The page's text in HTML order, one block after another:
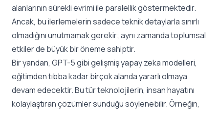
alanlarının sürekli evrimi ile paralellik göstermektedir.
Ancak, bu ilerlemelerin sadece teknik detaylarla sınırlı
olmadığını unutmamak gerekir; aynı zamanda toplumsal
etkiler de büyük bir öneme sahiptir.
Bir yandan, GPT-5 gibi gelişmiş yapay zeka modelleri,
eğitimden tıbba kadar birçok alanda yararlı olmaya
devam edecektir. Bu tür teknolojilerin, insan hayatını
kolaylaştıran çözümler sunduğu söylenebilir. Örneğin,